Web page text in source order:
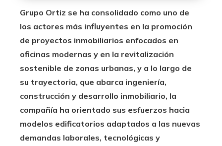
Grupo Ortiz se ha consolidado como uno de
los actores más influyentes en la promoción
de proyectos inmobiliarios enfocados en
oficinas modernas y en la revitalización
sostenible de zonas urbanas, y a lo largo de
su trayectoria, que abarca ingeniería,
construcción y desarrollo inmobiliario, la
compañía ha orientado sus esfuerzos hacia
modelos edificatorios adaptados a las nuevas
demandas laborales, tecnológicas y